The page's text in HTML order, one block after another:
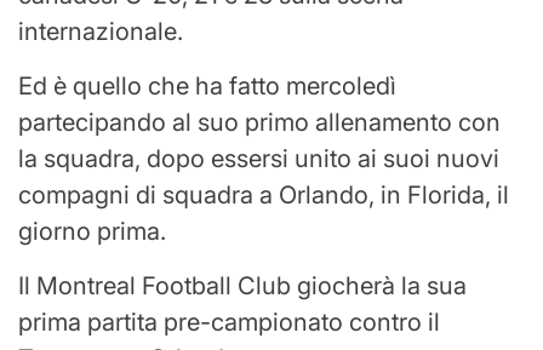
internazionale.
Ed è quello che ha fatto mercoledì
partecipando al suo primo allenamento con
la squadra, dopo essersi unito ai suoi nuovi
compagni di squadra a Orlando, in Florida, il
giorno prima.
Il Montreal Football Club giocherà la sua
prima partita pre-campionato contro il